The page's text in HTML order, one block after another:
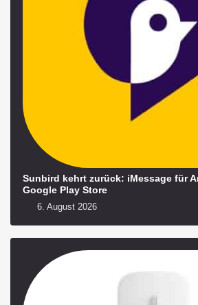
Sunbird kehrt zurück: iMessage für
Google Play Store
6. August 2026